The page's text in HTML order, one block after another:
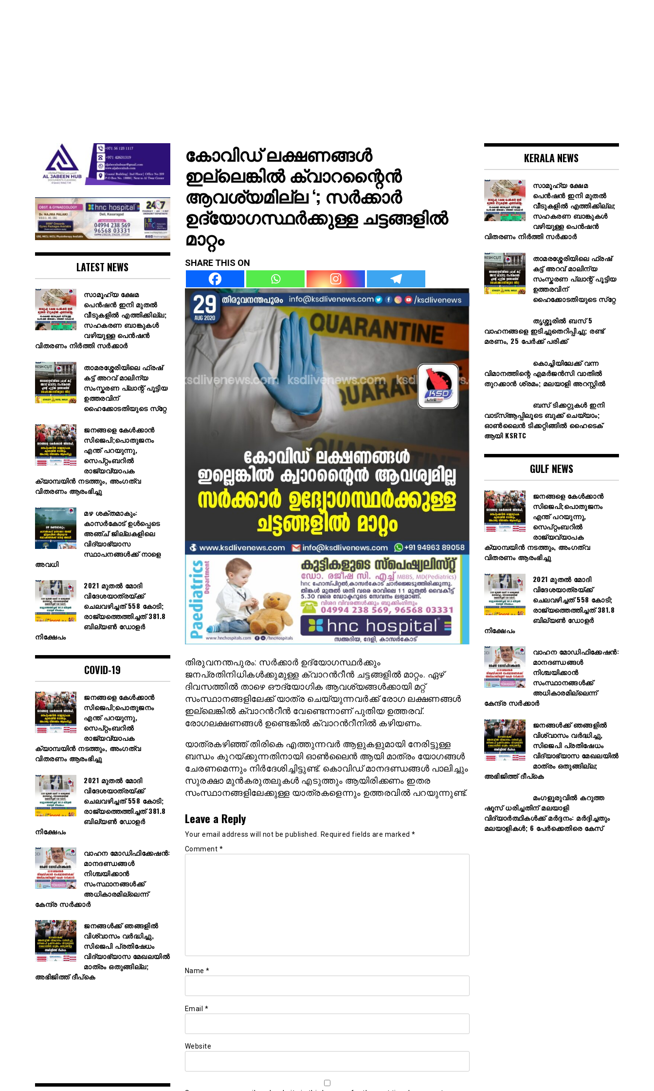
കോവിഡ് ലക്ഷണങ്ങള്‍
ഇല്ലെങ്കില്‍ ക്വാറന്റൈൻ
ആവശ്യമില്ല ‘; സര്‍ക്കാര്‍
ഉദ്യോഗസ്ഥര്‍ക്കുള്ള ചട്ടങ്ങളില്‍
മാറ്റം
SHARE THIS ON
തിരുവനന്തപുരം: സര്‍ക്കാര്‍ ഉദ്യോഗസ്ഥര്‍ക്കും
ജനപ്രതിനിധികള്‍ക്കുമുള്ള ക്വാറന്‍റീന്‍ ചട്ടങ്ങളില്‍ മാറ്റം. ഏഴ്
ദിവസത്തില്‍ താഴെ ഔദ്യോഗിക ആവശ്യങ്ങള്‍ക്കായി മറ്റ്
സംസ്ഥാനങ്ങളിലേക്ക് യാത്ര ചെയ്യുന്നവര്‍ക്ക് രോഗ ലക്ഷണങ്ങള്‍
ഇല്ലെങ്കില്‍ ക്വാറന്‍റീന്‍ വേണ്ടെന്നാണ് പുതിയ ഉത്തരവ്.
രോഗലക്ഷണങ്ങള്‍ ഉണ്ടെങ്കില്‍ ക്വാറന്‍റീനില്‍ കഴിയണം.
യാത്രകഴിഞ്ഞ് തിരികെ എത്തുന്നവര്‍ ആളുകളുമായി നേരിട്ടുള്ള
ബന്ധം കുറയ്ക്കുന്നതിനായി ഓണ്‍ലൈന്‍ ആയി മാത്രം യോഗങ്ങള്‍
ചേരണമെന്നും നിര്‍ദേശിച്ചിട്ടുണ്ട്. കൊവിഡ് മാനദണ്ഡങ്ങള്‍ പാലിച്ചും
സുരക്ഷാ മുന്‍കരുതലുകള്‍ എടുത്തും ആയിരിക്കണം ഇതര
സംസ്ഥാനങ്ങളിലേക്കുള്ള യാത്രകളെന്നും ഉത്തരവില്‍ പറയുന്നുണ്ട്.
Leave a Reply
Your email address will not be published. Required fields are marked *
Comment *
Name *
Email *
Website
LATEST NEWS
സാമൂഹ്യ ക്ഷേമ
പെൻഷൻ ഇനി മുതൽ
വീടുകളിൽ എത്തിക്കില്ല;
സഹകരണ ബാങ്കുകൾ
വഴിയുള്ള പെൻഷൻ
വിതരണം നിർത്തി സർക്കാർ
താമരശ്ശേരിയിലെ ഫ്രഷ്
കട്ട് അറവ് മാലിന്യ
സംസ്കരണ പ്ലാന്റ് പൂട്ടിയ
ഉത്തരവിന്
ഹൈക്കോടതിയുടെ സ്‌റ്റേ
ജനങ്ങളെ കേൾക്കാൻ
സിജെപി;പൊതുജനം
എന്ത് പറയുന്നു,
സെപ്റ്റംബറിൽ
രാജ്യവ്യാപക
ക്യാമ്പയിൻ നടത്തും, അംഗത്വ
വിതരണം ആരംഭിച്ചു
മഴ ശക്തമാകും:
കാസർകോട് ഉൾപ്പെടെ
അഞ്ച് ജില്ലകളിലെ
വിദ്യാഭ്യാസ
സ്ഥാപനങ്ങൾക്ക് നാളെ
അവധി
2021 മുതൽ മോദി
വിദേശയാത്രയ്ക്ക്
ചെലവഴിച്ചത് 558 കോടി;
രാജ്യത്തെത്തിച്ചത് 381.8
ബില്യൺ ഡോളർ
നിക്ഷേപം
COVID-19
ജനങ്ങളെ കേൾക്കാൻ
സിജെപി;പൊതുജനം
എന്ത് പറയുന്നു,
സെപ്റ്റംബറിൽ
രാജ്യവ്യാപക
ക്യാമ്പയിൻ നടത്തും, അംഗത്വ
വിതരണം ആരംഭിച്ചു
2021 മുതൽ മോദി
വിദേശയാത്രയ്ക്ക്
ചെലവഴിച്ചത് 558 കോടി;
രാജ്യത്തെത്തിച്ചത് 381.8
ബില്യൺ ഡോളർ
നിക്ഷേപം
വാഹന മോഡിഫിക്കേഷൻ:
മാനദണ്ഡങ്ങൾ
നിശ്ചയിക്കാൻ
സംസ്ഥാനങ്ങൾക്ക്
അധികാരമില്ലെന്ന്
കേന്ദ്ര സർക്കാർ
ജനങ്ങൾക്ക് ഞങ്ങളിൽ
വിശ്വാസം വർദ്ധിച്ചു,
സിജെപി പ്രതിഷേധം
വിദ്യാഭ്യാസ മേഖലയിൽ
മാത്രം ഒതുങ്ങില്ല;
അഭിജിത്ത് ദീപ്കെ
KERALA NEWS
സാമൂഹ്യ ക്ഷേമ
പെൻഷൻ ഇനി മുതൽ
വീടുകളിൽ എത്തിക്കില്ല;
സഹകരണ ബാങ്കുകൾ
വഴിയുള്ള പെൻഷൻ
വിതരണം നിർത്തി സർക്കാർ
താമരശ്ശേരിയിലെ ഫ്രഷ്
കട്ട് അറവ് മാലിന്യ
സംസ്കരണ പ്ലാന്റ് പൂട്ടിയ
ഉത്തരവിന്
ഹൈക്കോടതിയുടെ സ്‌റ്റേ
തൃശ്ശൂരിൽ ബസ് 5
വാഹനങ്ങളെ ഇടിച്ചുതെറിപ്പിച്ചു; രണ്ട്
മരണം, 25 പേർക്ക് പരിക്ക്
കൊച്ചിയിലേക്ക് വന്ന
വിമാനത്തിന്റെ എമർജൻസി വാതിൽ
തുറക്കാൻ ശ്രമം; മലയാളി അറസ്റ്റിൽ
ബസ് ടിക്കറ്റുകൾ ഇനി
വാട്‌സ്ആപ്പിലൂടെ ബുക്ക് ചെയ്യാം;
ഓൺലൈൻ ടിക്കറ്റിങ്ങിൽ ഹൈടെക്
ആയി KSRTC
GULF NEWS
ജനങ്ങളെ കേൾക്കാൻ
സിജെപി;പൊതുജനം
എന്ത് പറയുന്നു,
സെപ്റ്റംബറിൽ
രാജ്യവ്യാപക
ക്യാമ്പയിൻ നടത്തും, അംഗത്വ
വിതരണം ആരംഭിച്ചു
2021 മുതൽ മോദി
വിദേശയാത്രയ്ക്ക്
ചെലവഴിച്ചത് 558 കോടി;
രാജ്യത്തെത്തിച്ചത് 381.8
ബില്യൺ ഡോളർ
നിക്ഷേപം
വാഹന മോഡിഫിക്കേഷൻ:
മാനദണ്ഡങ്ങൾ
നിശ്ചയിക്കാൻ
സംസ്ഥാനങ്ങൾക്ക്
അധികാരമില്ലെന്ന്
കേന്ദ്ര സർക്കാർ
ജനങ്ങൾക്ക് ഞങ്ങളിൽ
വിശ്വാസം വർദ്ധിച്ചു,
സിജെപി പ്രതിഷേധം
വിദ്യാഭ്യാസ മേഖലയിൽ
മാത്രം ഒതുങ്ങില്ല;
അഭിജിത്ത് ദീപ്കെ
മംഗളൂരുവിൽ കറുത്ത
ഷൂസ് ധരിച്ചതിന് മലയാളി
വിദ്യാർത്ഥികൾക്ക് മർദ്ദനം: മർദ്ദിച്ചതും
മലയാളികൾ; 6 പേർക്കെതിരെ കേസ്